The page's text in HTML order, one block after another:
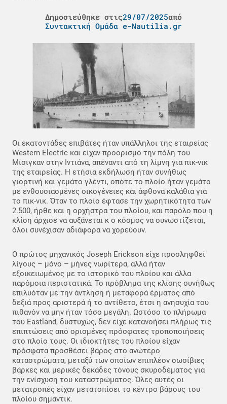
Δημοσιεύθηκε στις29/07/2025από
Συντακτική Ομάδα e-Nautilia.gr
Οι εκατοντάδες επιβάτες ήταν υπάλληλοι της εταιρείας
Western Electric και είχαν προορισμό την πόλη του
Μίσιγκαν στην Ιντιάνα, απέναντι από τη λίμνη για πικ-νικ
της εταιρείας. Η ετήσια εκδήλωση ήταν συνήθως
γιορτινή και γεμάτο γλέντι, οπότε το πλοίο ήταν γεμάτο
με ενθουσιασμένες οικογένειες και άφθονα καλάθια για
το πικ-νικ. Όταν το πλοίο έφτασε την χωρητικότητα των
2.500, ήρθε και η ορχήστρα του πλοίου, και παρόλο που η
κλίση άρχισε να αυξάνεται κ ο κόσμος να συνωστίζεται,
όλοι συνέχισαν αδιάφορα να χορεύουν.
Ο πρώτος μηχανικός Joseph Erickson είχε προσληφθεί
λίγους – μόνο – μήνες νωρίτερα, αλλά ήταν
εξοικειωμένος με το ιστορικό του πλοίου και άλλα
παρόμοια περιστατικά. Το πρόβλημα της κλίσης συνήθως
επιλυόταν με την άντληση ή μεταφορά έρματος από
δεξιά προς αριστερά ή το αντίθετο, έτσι η ανησυχία του
πιθανόν να μην ήταν τόσο μεγάλη. Ωστόσο το πλήρωμα
του Eastland, δυστυχώς, δεν είχε κατανοήσει πλήρως τις
επιπτώσεις από ορισμένες πρόσφατες τροποποιήσεις
στο πλοίο τους. Οι ιδιοκτήτες του πλοίου είχαν
πρόσφατα προσθέσει βάρος στο ανώτερο
καταστρώματα, μεταξύ των οποίων επιπλέον σωσίβιες
βάρκες και μερικές δεκάδες τόνους σκυροδέματος για
την ενίσχυση του καταστρώματος. Όλες αυτές οι
μετατροπές είχαν μετατοπίσει το κέντρο βάρους του
πλοίου σημαντικ.